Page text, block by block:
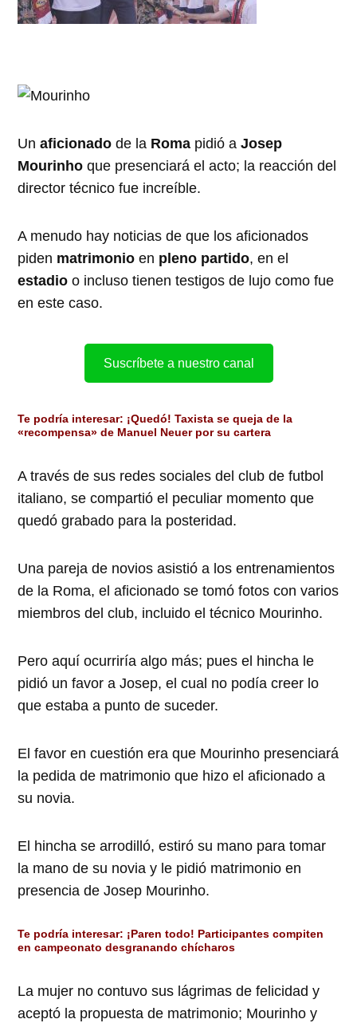
Unaficionado de la Roma pidió aJosep
Mourinho que presenciará el acto; la reacción del
director técnico fue increíble.
A menudo hay noticias de que los aficionados
piden matrimonio en pleno partido, en el
estadio o incluso tienen testigos de lujo como fue
en este caso.
Suscríbete a nuestro canal
Te podría interesar: ¡Quedó! Taxista se queja de la
«recompensa» de Manuel Neuer por su cartera
A través de sus redes sociales del club de futbol
italiano, se compartió el peculiar momento que
quedó grabado para la posteridad.
Una pareja de novios asistió a los entrenamientos
de la Roma, el aficionado se tomó fotos con varios
miembros del club, incluido el técnico Mourinho.
Pero aquí ocurriría algo más; pues el hincha le
pidió un favor a Josep, el cual no podía creer lo
que estaba a punto de suceder.
El favor en cuestión era que Mourinho presenciará
la pedida de matrimonio que hizo el aficionado a
su novia.
El hincha se arrodilló, estiró su mano para tomar
la mano de su novia y le pidió matrimonio en
presencia de Josep Mourinho.
Te podría interesar: ¡Paren todo! Participantes compiten
en campeonato desgranando chícharos
La mujer no contuvo sus lágrimas de felicidad y
aceptó la propuesta de matrimonio; Mourinho y